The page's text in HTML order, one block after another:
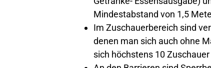
Mindestabstand von 1,5
Im Zuschauerbereich sind
denen man sich auch ohne
sich höchstens 10